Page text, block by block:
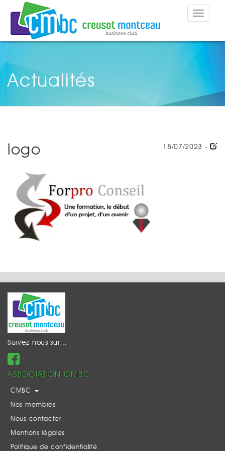
Toggle
Actualités
18/07/2023 -
logo
Suivez-nous sur…
ASSOCIATION CMBC
CMBC
Nos membres
Nous contacter
Mentions légales
Politique de confidentialité